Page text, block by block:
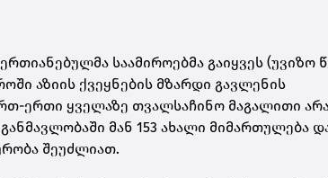
საამიროებმა გაიყვეს (უვიზო
აზიის ქვეყნების მზარდი გავლენის
ერთი ყველაზე თვალსაჩინო მაგალითი
მან 153 ახალი მიმართულება
შეუძლიათ.